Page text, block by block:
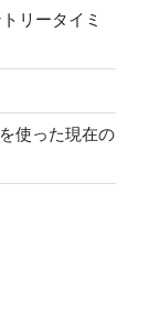
リータイミ
使った現在の